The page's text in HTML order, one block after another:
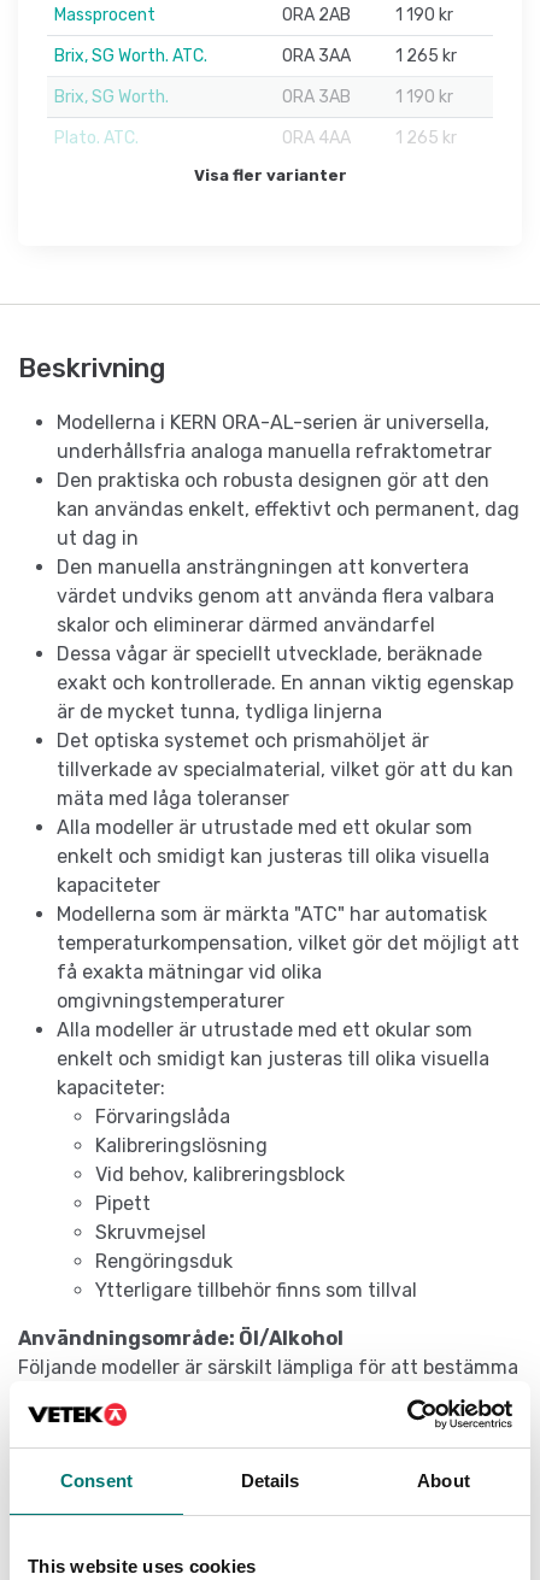
Consent Details About
This website uses cookies
Massprocent
ORA 2AB
1 190 kr
Brix, SG Worth. ATC.
ORA 3AA
1 265 kr
Brix, SG Worth.
ORA 3AB
1 190 kr
Plato. ATC.
ORA 4AA 1 265 kr
Visa fler varianter
Beskrivning
Modellerna i KERN ORA-AL-serien är universella,
underhållsfria analoga manuella refraktometrar
Den praktiska och robusta designen gör att den
kan användas enkelt, effektivt och permanent, dag
ut dag in
Den manuella ansträngningen att konvertera
värdet undviks genom att använda flera valbara
skalor och eliminerar därmed användarfel
Dessa vågar är speciellt utvecklade, beräknade
exakt och kontrollerade. En annan viktig egenskap
är de mycket tunna, tydliga linjerna
Det optiska systemet och prismahöljet är
tillverkade av specialmaterial, vilket gör att du kan
mäta med låga toleranser
Alla modeller är utrustade med ett okular som
enkelt och smidigt kan justeras till olika visuella
kapaciteter
Modellerna som är märkta "ATC" har automatisk
temperaturkompensation, vilket gör det möjligt att
få exakta mätningar vid olika
omgivningstemperaturer
Alla modeller är utrustade med ett okular som
enkelt och smidigt kan justeras till olika visuella
kapaciteter:
Förvaringslåda
Kalibreringslösning
Vid behov, kalibreringsblock
Pipett
Skruvmejsel
Rengöringsduk
Ytterligare tillbehör finns som tillval
Användningsområde: Öl/Alkohol
Följande modeller är särskilt lämpliga för att bestämma
sockerhalten i den ursprungliga vörten i dess ojästa
tillstånd. Värdet kan avläsas direkt, utan att behöva
konverteras, med hjälp av skalorna SG Wort och
Degrees Plato. Dessutom kan volymprocent och
massprocent användas för att bestämma